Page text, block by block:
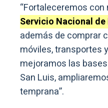
“Fortaleceremos
Servicio Nacional
además de comprar
móviles, transportes
mejoramos las
San Luis,
temprana”.